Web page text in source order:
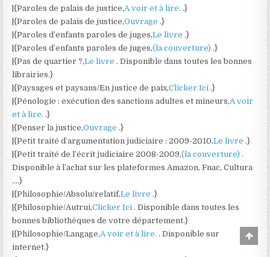
|{Paroles de palais de justice,A voir et à lire..}
|{Paroles de palais de justice,Ouvrage.}
|{Paroles d’enfants paroles de juges,Le livre.}
|{Paroles d’enfants paroles de juges,(la couverture).}
|{Pas de quartier ?,Le livre. Disponible dans toutes les bonnes
librairies.}
|{Paysages et paysans/En justice de paix,Clicker Ici.}
|{Pénologie : exécution des sanctions adultes et mineurs,A voir
et à lire..}
|{Penser la justice,Ouvrage.}
|{Petit traité d’argumentation judiciaire : 2009-2010,Le livre.}
|{Petit traité de l’écrit judiciaire 2008-2009,(la couverture).
Disponible à l’achat sur les plateformes Amazon, Fnac, Cultura
….}
|{Philosophie/Absolu/relatif,Le livre.}
|{Philosophie/Autrui,Clicker Ici. Disponible dans toutes les
bonnes bibliothèques de votre département.}
|{Philosophie/Langage,A voir et à lire.. Disponible sur
internet.}
to
Top